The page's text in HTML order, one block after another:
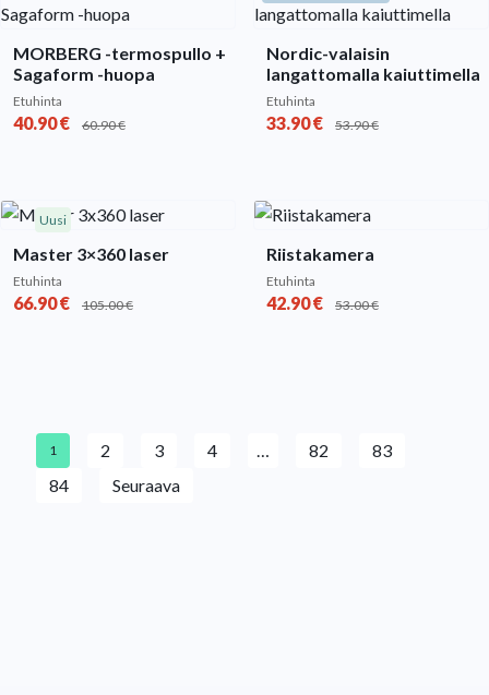
MORBERG -termospullo +
Sagaform -huopa
Etuhinta
40.90€ 60.90€
Nordic-valaisin
langattomalla kaiuttimella
Etuhinta
33.90€ 53.90€
Uusi
Master 3×360 laser
Etuhinta
66.90€ 105.00€
Riistakamera
Etuhinta
42.90€ 53.00€
1 2 3 4 … 82
83
84
Seuraava